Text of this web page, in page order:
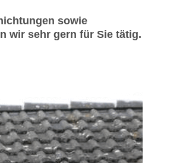
sowie
wir sehr gern für Sie tätig.